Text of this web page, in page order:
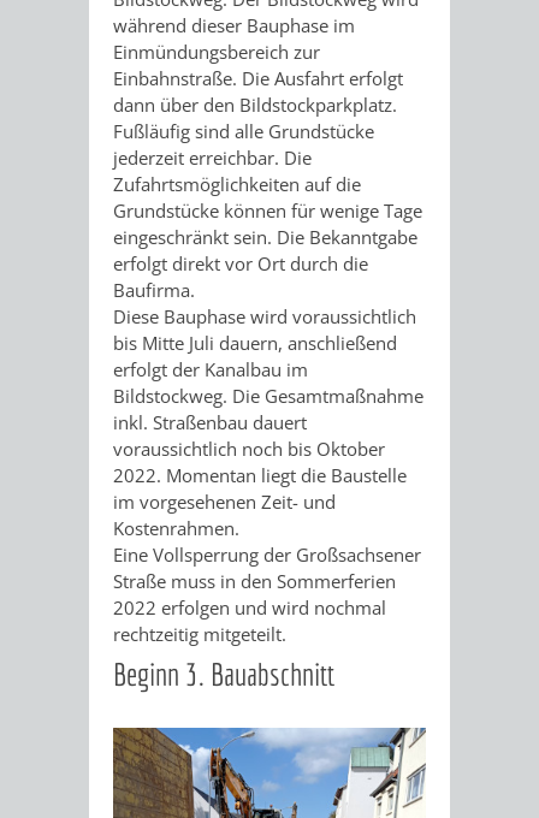
während dieser Bauphase im
Einmündungsbereich zur
Einbahnstraße. Die Ausfahrt erfolgt
dann über den Bildstockparkplatz.
Fußläufig sind alle Grundstücke
jederzeit erreichbar. Die
Zufahrtsmöglichkeiten auf die
Grundstücke können für wenige Tage
eingeschränkt sein. Die Bekanntgabe
erfolgt direkt vor Ort durch die
Baufirma.
Diese Bauphase wird voraussichtlich
bis Mitte Juli dauern, anschließend
erfolgt der Kanalbau im
Bildstockweg. Die Gesamtmaßnahme
inkl. Straßenbau dauert
voraussichtlich noch bis Oktober
2022. Momentan liegt die Baustelle
im vorgesehenen Zeit- und
Kostenrahmen.
Eine Vollsperrung der Großsachsener
Straße muss in den Sommerferien
2022 erfolgen und wird nochmal
rechtzeitig mitgeteilt.
Beginn 3. Bauabschnitt